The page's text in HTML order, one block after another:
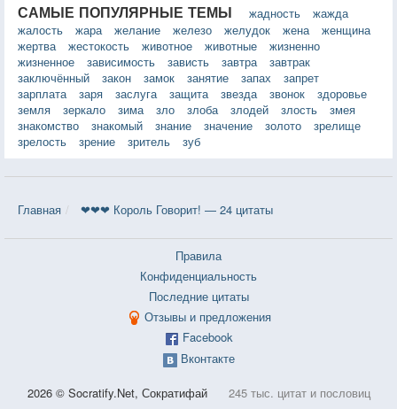
САМЫЕ ПОПУЛЯРНЫЕ ТЕМЫ жадность
жажда
жалость
жара желание железо желудок жена
женщина
жертва
жестокость животное животные
жизненно
жизненное
зависимость зависть завтра
завтрак
заключённый
закон замок занятие запах
запрет
зарплата
заря заслуга защита звезда звонок
здоровье
земля
зеркало зима зло злоба злодей злость
змея
знакомство
знакомый знание значение золото
зрелище
зрелость
зрение зритель зуб
Главная ❤❤❤ Король Говорит! — 24 цитаты
Правила
Конфиденциальность
Последние цитаты
Отзывы и предложения
Facebook
Вконтакте
2026 © Socratify.Net, Сократифай 245 тыс. цитат и пословиц